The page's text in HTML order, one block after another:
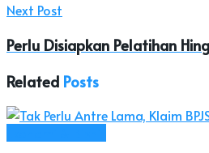
Next Post
Perlu Disiapkan Pelatihan
Related Posts